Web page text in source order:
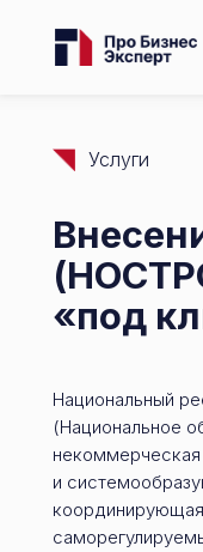
Услуги
Национальный
(Национальное
некоммерческая
и
«под